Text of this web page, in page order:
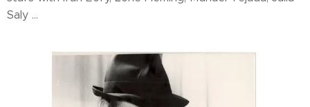
Saly ...